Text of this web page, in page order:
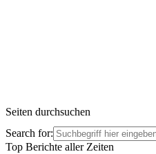
Seiten durchsuchen
Search for:
Top Berichte aller Zeiten